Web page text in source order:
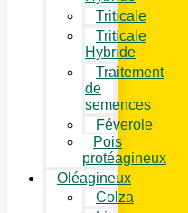
Triticale
Triticale
Hybride
Traitement
de
semences
Féverole
Pois
protéagineux
Oléagineux
Colza